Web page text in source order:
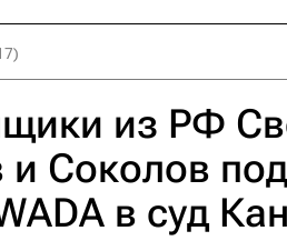
из РФ
и Соколов
в суд